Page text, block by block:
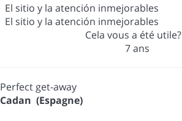
El sitio y la atención inmejorables
El sitio y la atención inmejorables
Cela vous a été utile?
7 ans
Perfect get-away
Cadan (Espagne)